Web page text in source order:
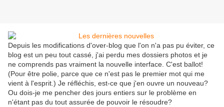
Depuis les modifications d'over-blog que l'on n'a pas pu éviter, ce
blog est un peu tout cassé, j'ai perdu mes dossiers photos et je
ne comprends pas vraiment la nouvelle interface. C'est ballot!
(Pour être polie, parce que ce n'est pas le premier mot qui me
vient à l'esprit.) Je réfléchis, est-ce que j'en ouvre un nouveau?
Ou dois-je me pencher des jours entiers sur le problème en
n'étant pas du tout assurée de pouvoir le résoudre?